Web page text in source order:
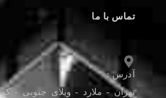
تماس با ما
آدرس :
تهران - ملارد - ویلای جنوبی -